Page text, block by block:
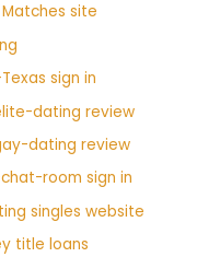
site
sign in
dating review
dating review
room sign in
singles website
title loans